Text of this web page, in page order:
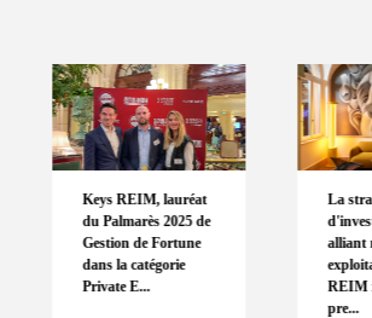
Keys REIM, lauréat
du Palmarès 2025 de
Gestion de Fortune
dans la catégorie
Private E...
La
alliant
REIM
pre...